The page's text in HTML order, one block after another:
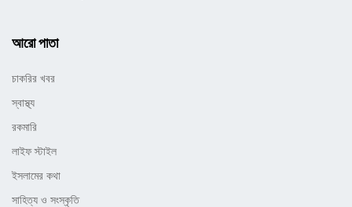
আরো পাতা
চাকরির খবর
স্বাস্থ্য
রকমারি
লাইফ স্টাইল
ইসলামের কথা
সাহিত্য ও সংস্কৃতি